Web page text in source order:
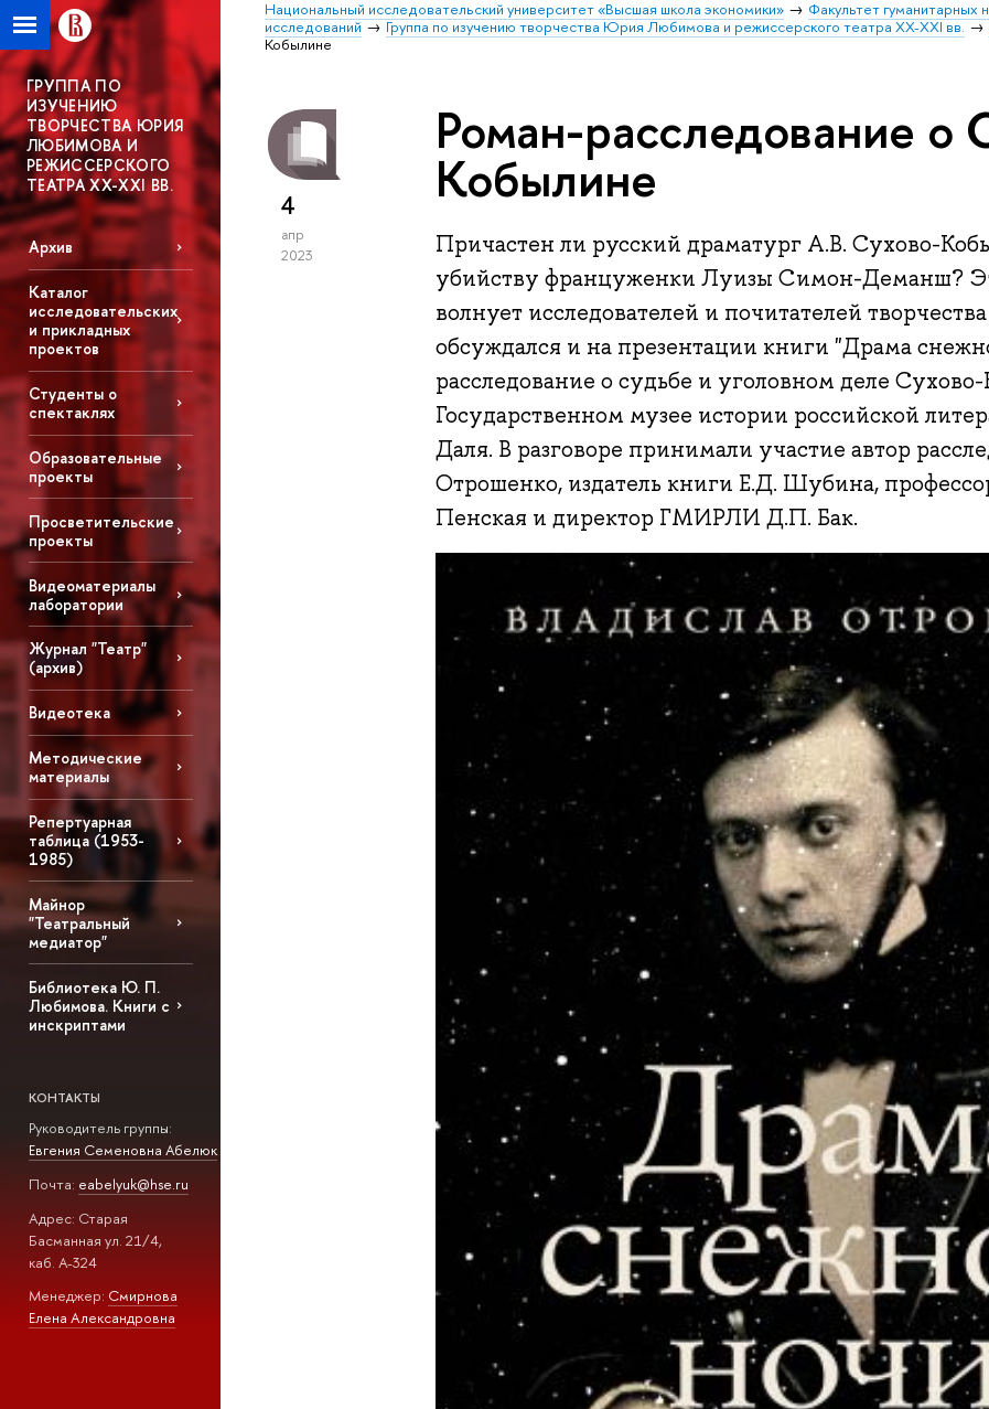
Национальный исследовательский университет «Высшая школа экономики» Факультет гуманитарных
исследований
Группа по изучению творчества Юрия Любимова и режиссерского театра XX-XXI вв.
Кобылине
ГРУППА ПО
ИЗУЧЕНИЮ
ТВОРЧЕСТВА ЮРИЯ
ЛЮБИМОВА И
РЕЖИССЕРСКОГО
ТЕАТРА XX-XXI ВВ.
Архив
Каталог
исследовательских
и прикладных
проектов
Студенты о
спектаклях
Образовательные
проекты
Просветительские
проекты
Видеоматериалы
лаборатории
Журнал "Театр"
(архив)
Видеотека
Методические
материалы
Репертуарная
таблица (1953-
1985)
Майнор
"Театральный
медиатор"
Библиотека Ю. П.
Любимова. Книги с
инскриптами
КОНТАКТЫ
Руководитель группы:
Евгения Семеновна Абелюк
Почта: eabelyuk@hse.ru
Адрес: Старая
Басманная ул. 21/4,
каб. А-324
Менеджер: Смирнова
Елена Александровна
4
апр
2023
Роман-расследование о
Кобылине
Причастен ли русский драматург А.В. Сухово-
убийству француженки Луизы Симон-Деманш?
волнует исследователей и почитателей
обсуждался и на презентации книги "Драма
расследование о судьбе и уголовном деле
Государственном музее истории российской
Даля. В разговоре принимали участие автор
Отрошенко, издатель книги Е.Д. Шубина,
Пенская и директор ГМИРЛИ Д.П. Бак.